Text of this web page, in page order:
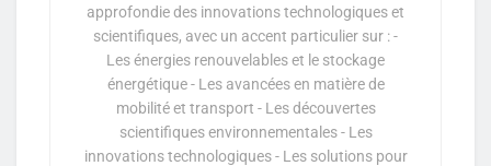
approfondie des innovations technologiques et
scientifiques, avec un accent particulier sur : -
Les énergies renouvelables et le stockage
énergétique - Les avancées en matière de
mobilité et transport - Les découvertes
scientifiques environnementales - Les
innovations technologiques - Les solutions pour